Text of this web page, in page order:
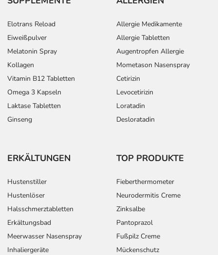
Elotrans Reload
Eiweißpulver
Melatonin Spray
Kollagen
Vitamin B12 Tabletten
Omega 3 Kapseln
Laktase Tabletten
Ginseng
Allergie Medikamente
Allergie Tabletten
Augentropfen Allergie
Mometason Nasenspray
Cetirizin
Levocetirizin
Loratadin
Desloratadin
ERKÄLTUNGEN
Hustenstiller
Hustenlöser
Halsschmerztabletten
Erkältungsbad
Meerwasser Nasenspray
Inhaliergeräte
TOP PRODUKTE
Fieberthermometer
Neurodermitis Creme
Zinksalbe
Pantoprazol
Fußpilz Creme
Mückenschutz